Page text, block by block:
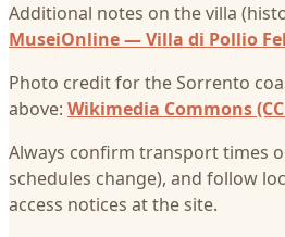
Additional notes on the villa
MuseiOnline — Villa di Pollio
Photo credit for the Sorrento
above: Wikimedia Commons (CC
Always confirm transport times
schedules change), and follow
access notices at the site.